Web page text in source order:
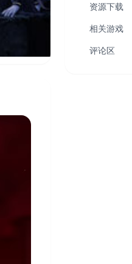
资源下载
相关游戏
评论区